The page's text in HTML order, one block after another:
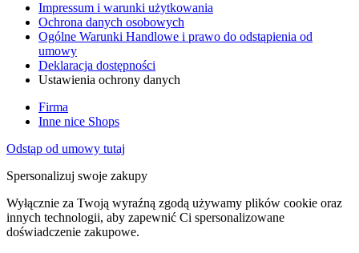
Impressum i warunki użytkowania
Ochrona danych osobowych
Ogólne Warunki Handlowe i prawo do odstąpienia od
umowy
Deklaracja dostępności
Ustawienia ochrony danych
Firma
Inne nice Shops
Odstąp od umowy tutaj
Spersonalizuj swoje zakupy
Wyłącznie za Twoją wyraźną zgodą używamy plików cookie oraz
innych technologii, aby zapewnić Ci spersonalizowane
doświadczenie zakupowe.